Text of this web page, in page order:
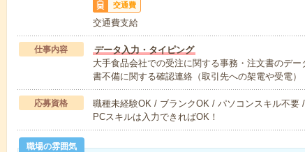
交通費
交通費支給
仕事内容
データ入力・タイピング
大手食品会社での受注に関する事務・注文書のデ
書不備に関する確認連絡（取引先への架電や受電
応募資格
職種未経験OK / ブランクOK / パソコンスキル不要
PCスキルは入力できればOK！
職場の雰囲気